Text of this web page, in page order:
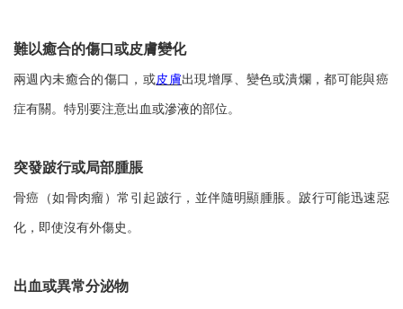
難以癒合的傷口或皮膚變化
兩週內未癒合的傷口，或皮膚出現增厚、變色或潰爛，都可能與癌
症有關。特別要注意出血或滲液的部位。
突發跛行或局部腫脹
骨癌（如骨肉瘤）常引起跛行，並伴隨明顯腫脹。跛行可能迅速惡
化，即使沒有外傷史。
出血或異常分泌物